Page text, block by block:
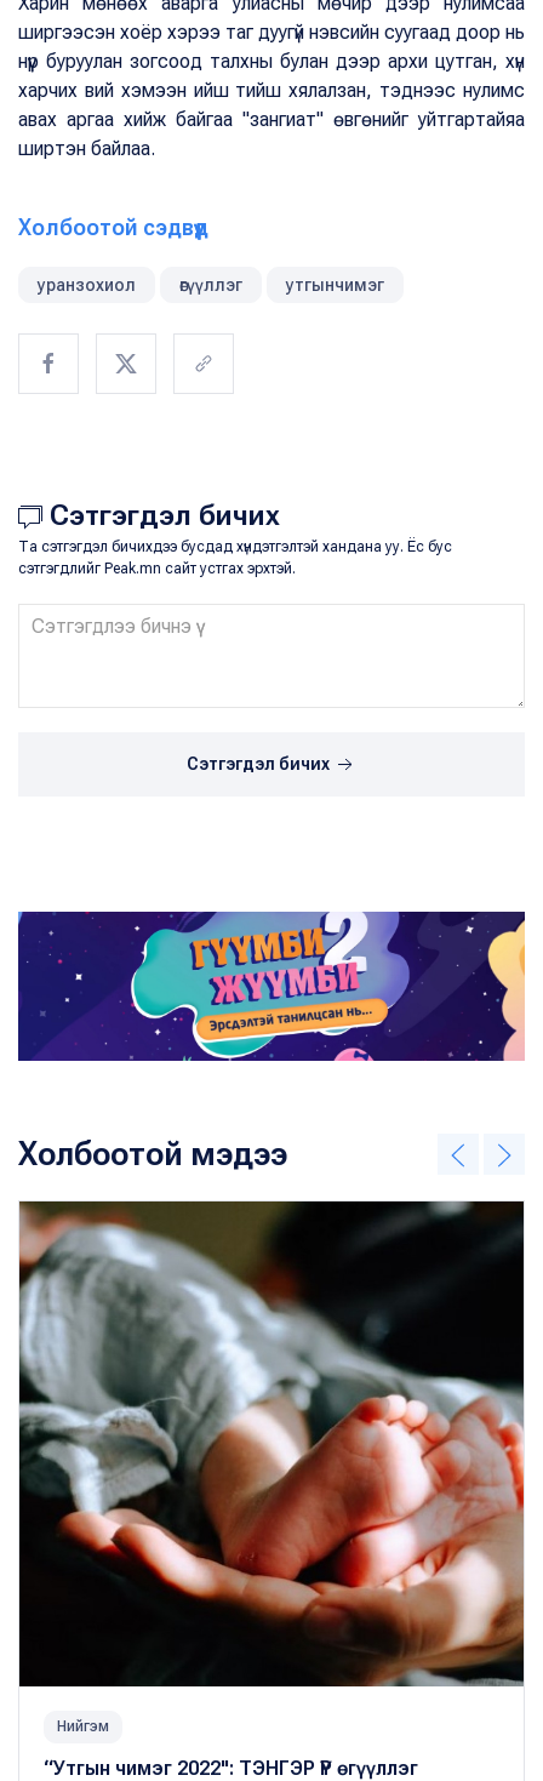
ширгээсэн хоёр хэрээ таг дуугүй нэвсийн суугаад доор нь
нүүр буруулан зогсоод талхны булан дээр архи цутган, хүн
харчих вий хэмээн ийш тийш хялалзан, тэднээс нулимс
авах аргаа хийж байгаа "зангиат" өвгөнийг уйтгартайяа
ширтэн байлаа.
Холбоотой сэдвүүд
уранзохиол өгүүллэг утгынчимэг
Сэтгэгдэл бичих
Та сэтгэгдэл бичихдээ бусдад хүндэтгэлтэй хандана уу. Ёс бус
сэтгэгдлийг Peak.mn сайт устгах эрхтэй.
Сэтгэгдэл бичих
Холбоотой мэдээ
Нийгэм
“Утгын чимэг 2022": ТЭНГЭР ҮР өгүүллэг